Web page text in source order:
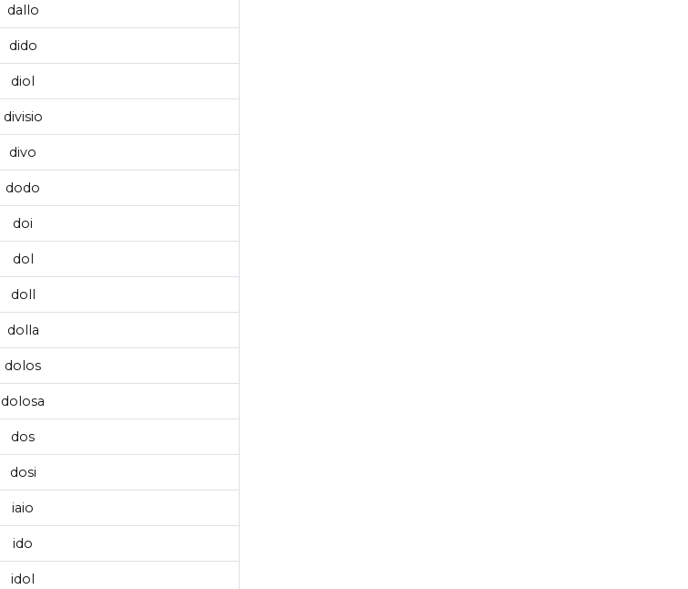
dallo
dido
diol
divisio
divo
dodo
doi
dol
doll
dolla
dolos
dolosa
dos
dosi
iaio
ido
idol